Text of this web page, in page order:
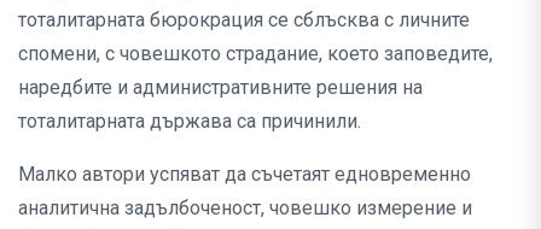
тоталитарната бюрокрация се сблъсква с личните
спомени, с човешкото страдание, което заповедите,
наредбите и административните решения на
тоталитарната държава са причинили.
Малко автори успяват да съчетаят едновременно
аналитична задълбоченост, човешко измерение и